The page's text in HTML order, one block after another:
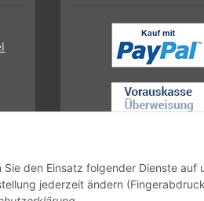
den Einsatz folgender Dienste auf
jederzeit ändern